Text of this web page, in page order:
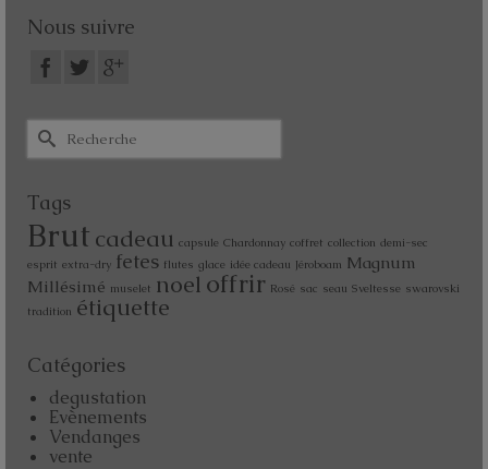
Nous suivre
Tags
Brut cadeau capsule Chardonnay coffret collection demi-sec
esprit extra-dry fetes flutes glace idée cadeau Jéroboam Magnum
Millésimé muselet noel offrir Rosé sac seau Sveltesse swarovski
tradition étiquette
Catégories
degustation
Evènements
Vendanges
vente